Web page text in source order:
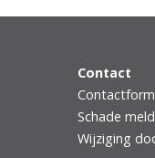
Contact
Schade
Wijziging